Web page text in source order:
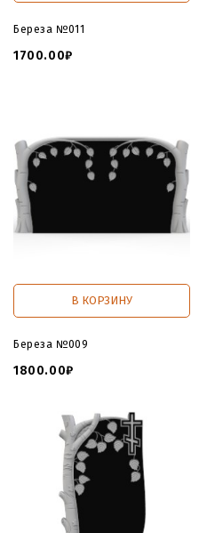
Береза №011
1700.00₽
В КОРЗИНУ
Береза №009
1800.00₽